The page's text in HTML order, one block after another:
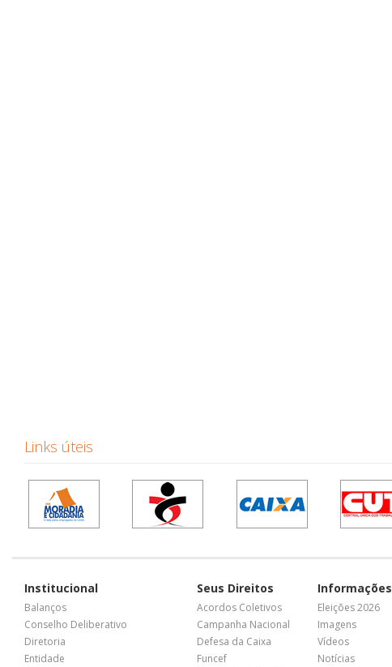
Links úteis
Institucional
Balanços
Conselho Deliberativo
Diretoria
Entidade
Seus Direitos
Acordos Coletivos
Campanha Nacional
Defesa da Caixa
Funcef
Informações
Eleições 2026
Imagens
Vídeos
Notícias